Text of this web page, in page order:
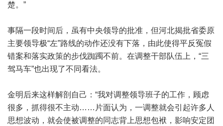
楚。”
事隔一段时间后，虽有中央领导的批准，但河北揭批省委原
主要领导极“左”路线的动作还没有下落，由此使得平反冤假
错案和落实政策的步伐踟躅不前。在调整干部队伍上，“三
驾马车”也出现了不同看法。
金明后来这样解剖自己：“我对调整领导班子的工作，顾虑
很多，抓得很不主动……片面认为，一调整就会引起许多人
思想波动，就会使被调整的同志背上思想包袱，影响安定团